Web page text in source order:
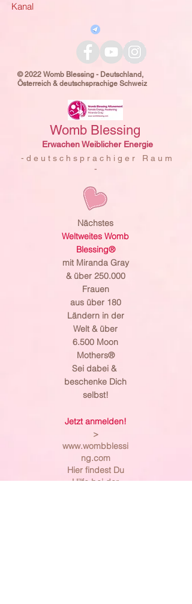
Kanal
© 2022 Womb Blessing - Deutschland,
Österreich & deutschsprachige Schweiz
Womb Blessing
Erwachen Weiblicher Energie
- d e u t s c h s p r a c h i g e r R a u m
-
Nächstes
Weltweites Womb
Blessing®
mit Miranda Gray
& über 250.000
Frauen
aus über 180
Ländern in der
Welt & über
6.500 Moon
Mothers®
Sei dabei &
beschenke Dich
selbst!
Jetzt anmelden!
>
www.wombblessi
ng.com
Hier findest Du
Hilfe bei der